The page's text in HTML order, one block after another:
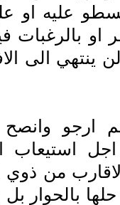
عليه او
او بالرغبات
ينتهي الى
ارجو وانصح
استيعاب
من ذوي
بالحوار